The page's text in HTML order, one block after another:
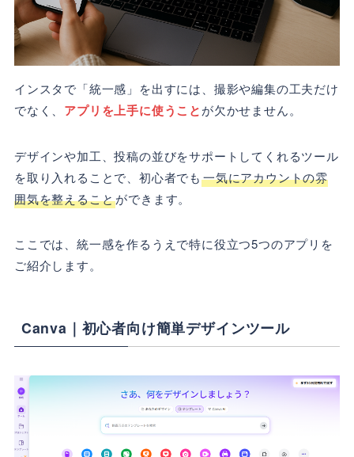
インスタで「統一感」を出すには、撮影や編集の工夫だけ
でなく、 アプリを上手に使うことが欠かせません。
デザインや加工、投稿の並びをサポートしてくれるツール
を取り入れることで、初心者でも一気にアカウントの雰
囲気を整えることができます。
ここでは、統一感を作るうえで特に役立つ5つのアプリを
ご紹介します。
Canva｜初心者向け簡単デザインツール